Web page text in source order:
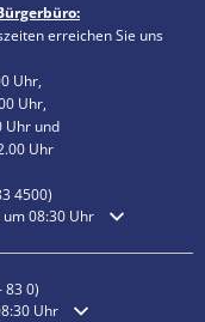
erreichen Sie uns
Uhr,
Uhr,
Uhr und
Uhr
4500)
auszublenden
08:30 Uhr
83 0)
Schließzeiten
Uhr